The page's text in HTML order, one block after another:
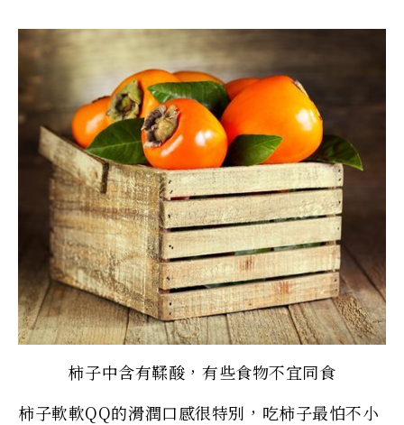
柿子中含有鞣酸，有些食物不宜同食
柿子軟軟QQ的滑潤口感很特別，吃柿子最怕不小